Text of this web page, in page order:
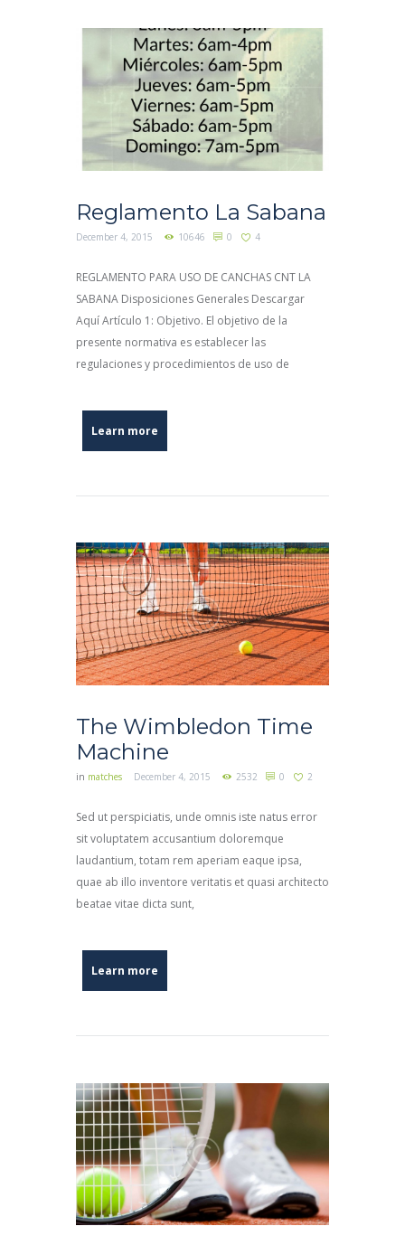
Reglamento La Sabana
December 4, 2015 10646 0 4
REGLAMENTO PARA USO DE CANCHAS CNT LA
SABANA Disposiciones Generales Descargar
Aquí Artículo 1: Objetivo. El objetivo de la
presente normativa es establecer las
regulaciones y procedimientos de uso de
Learn more
The Wimbledon Time
Machine
in matches December 4, 2015 2532 0 2
Sed ut perspiciatis, unde omnis iste natus error
sit voluptatem accusantium doloremque
laudantium, totam rem aperiam eaque ipsa,
quae ab illo inventore veritatis et quasi architecto
beatae vitae dicta sunt,
Learn more